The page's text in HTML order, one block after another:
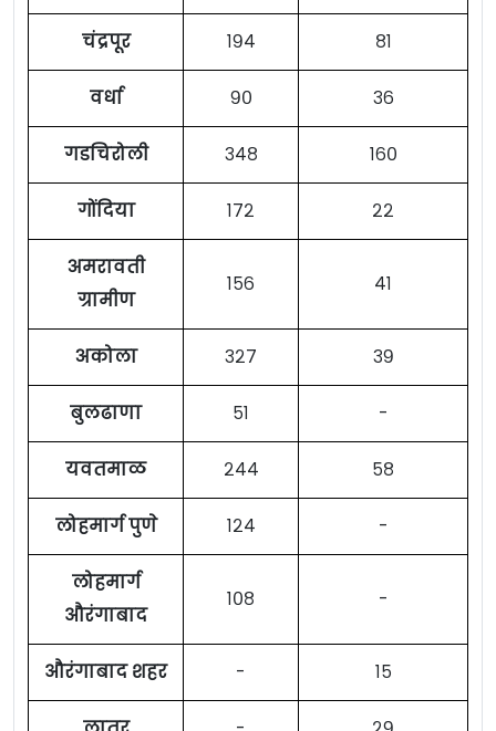
चंद्रपूर १९४ ८१
वर्धा ९० ३६
गडचिरोली ३४८ १६०
गोंदिया १७२ २२
अमरावती
ग्रामीण
१५६ ४१
अकोला ३२७ ३९
बुलढाणा ५१ -
यवतमाळ २४४ ५८
लोहमार्ग पुणे १२४ -
लोहमार्ग
औरंगाबाद
१०८ -
औरंगाबाद शहर - १५